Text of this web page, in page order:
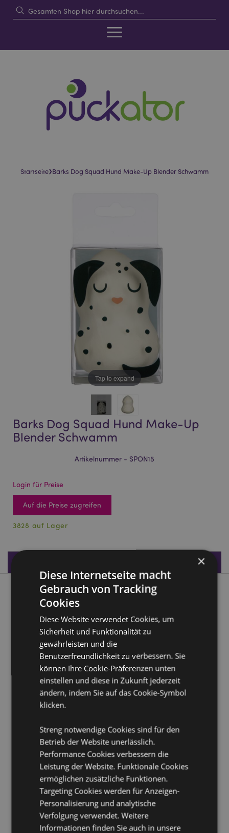
Startseite›Barks Dog Squad Hund Make-Up Blender Schwamm
Tap to expand
Barks Dog Squad Hund Make-Up
Blender Schwamm
Artikelnummer - SPON15
Login für Preise
Auf die Preise zugreifen
3828 auf Lager
Produktbeschreibung
Barks Dog Squad Hund Make-Up Blender Schwamm
Material:Polyurethan
Produkttressourcen:
Möchten Sie mehr über den Einkauf bei Puckator
erfahren?Dann lesen Sie unserenLeitfaden für
Kundeninformationen.
Produktattribute
Information
Höhe 5.5cm Breite 4cm Tiefe 4cm
5055071755880
144
0.022000
Keine
Keine
×
Diese Internetseite macht
Gebrauch von Tracking
Cookies
Diese Website verwendet Cookies, um
Sicherheit und Funktionalität zu
gewährleisten und die
Benutzerfreundlichkeit zu verbessern. Sie
können Ihre Cookie-Präferenzen unten
einstellen und diese in Zukunft jederzeit
ändern, indem Sie auf das Cookie-Symbol
klicken.
Streng notwendige Cookies sind für den
Betrieb der Website unerlässlich.
Performance Cookies verbessern die
Leistung der Website. Funktionale Cookies
ermöglichen zusätzliche Funktionen.
Targeting Cookies werden für Anzeigen-
Personalisierung und analytische
Verfolgung verwendet. Weitere
Informationen finden Sie auch in unsere